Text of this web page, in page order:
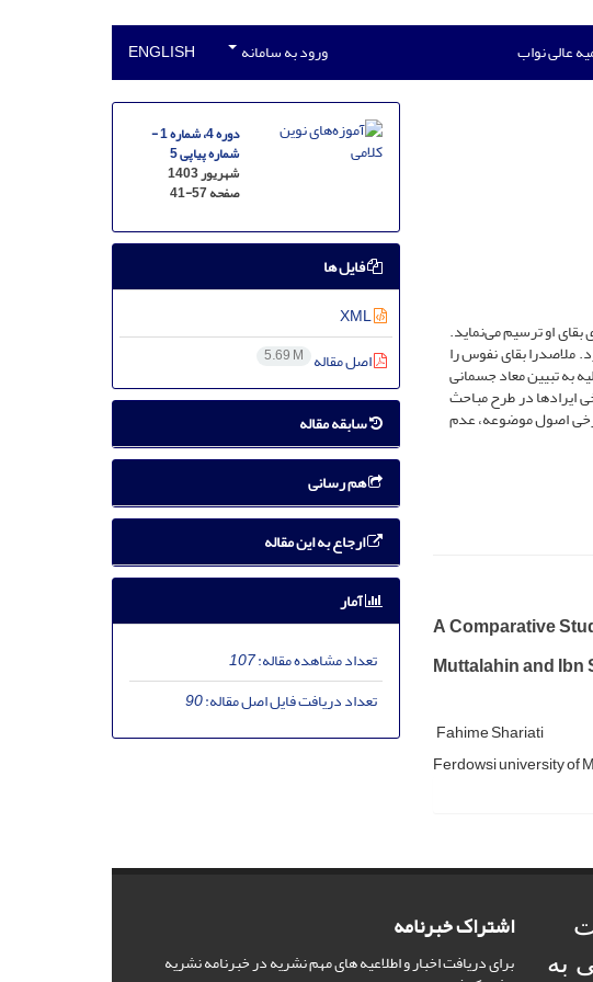
عالی نواب ورود به سامانه ENGLISH
او ترسیم می‌نماید.
ملاصدرا بقای نفوس را
به تبیین معاد جسمانی
ایرادها در طرح مباحث
اصول موضوعه، عدم
A Comparative
Muttalahin and Ibn
Fahime Shariati
Ferdowsi university of
دوره 4، شماره 1 -
شماره پیاپی 5
شهریور 1403
صفحه41-57
فایل ها
XML
اصل مقاله 5.69 M
سابقه مقاله
هم رسانی
ارجاع به این مقاله
آمار
تعداد مشاهده مقاله:107
تعداد دریافت فایل اصل مقاله:90
به
اشتراک خبرنامه
برای دریافت اخبار و اطلاعیه های مهم نشریه در خبرنامه نشریه